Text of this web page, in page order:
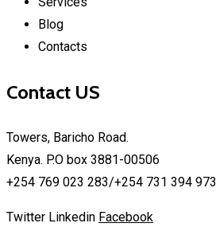
Blog
Contacts
Contact US
Towers, Baricho Road.
Kenya. P.O box 3881-00506
+254 769 023 283/+254 731 394 973
Twitter Linkedin Facebook